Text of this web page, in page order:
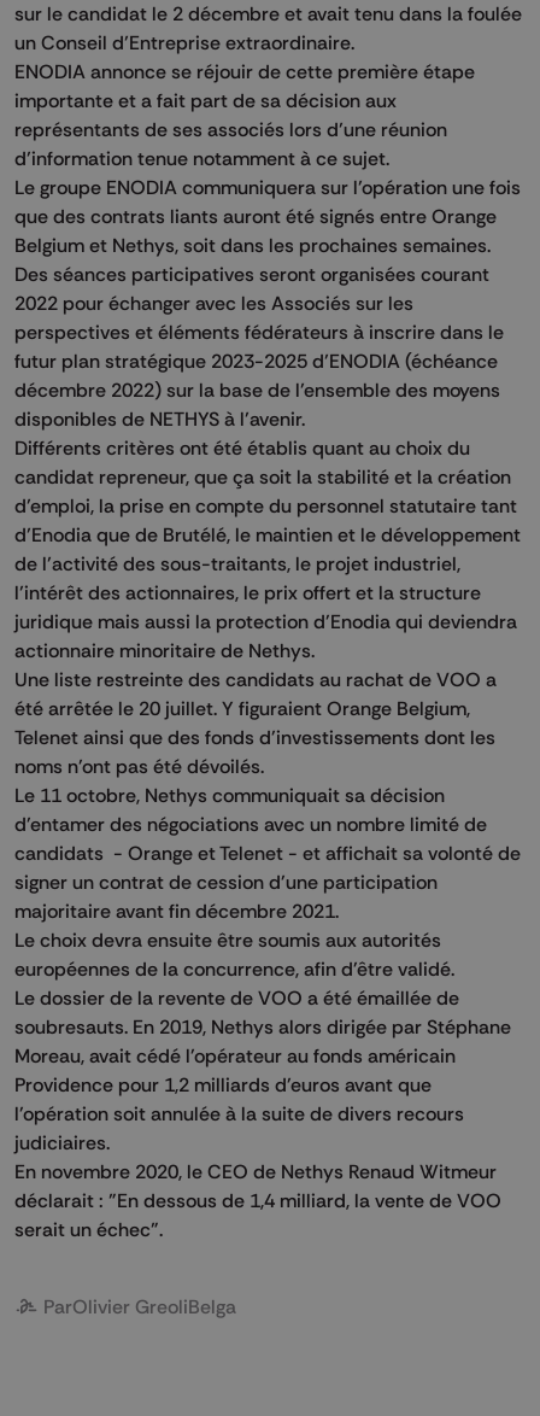
sur le candidat le 2 décembre et avait tenu dans la foulée
un Conseil d’Entreprise extraordinaire.
ENODIA annonce se réjouir de cette première étape
importante et a fait part de sa décision aux
représentants de ses associés lors d’une réunion
d’information tenue notamment à ce sujet.
Le groupe ENODIA communiquera sur l’opération une fois
que des contrats liants auront été signés entre Orange
Belgium et Nethys, soit dans les prochaines semaines.
Des séances participatives seront organisées courant
2022 pour échanger avec les Associés sur les
perspectives et éléments fédérateurs à inscrire dans le
futur plan stratégique 2023-2025 d’ENODIA (échéance
décembre 2022) sur la base de l’ensemble des moyens
disponibles de NETHYS à l’avenir.
Différents critères ont été établis quant au choix du
candidat repreneur, que ça soit la stabilité et la création
d’emploi, la prise en compte du personnel statutaire tant
d’Enodia que de Brutélé, le maintien et le développement
de l’activité des sous-traitants, le projet industriel,
l’intérêt des actionnaires, le prix offert et la structure
juridique mais aussi la protection d'Enodia qui deviendra
actionnaire minoritaire de Nethys.
Une liste restreinte des candidats au rachat de VOO a
été arrêtée le 20 juillet. Y figuraient Orange Belgium,
Telenet ainsi que des fonds d'investissements dont les
noms n'ont pas été dévoilés.
Le 11 octobre, Nethys communiquait sa décision
d'entamer des négociations avec un nombre limité de
candidats - Orange et Telenet - et affichait sa volonté de
signer un contrat de cession d'une participation
majoritaire avant fin décembre 2021.
Le choix devra ensuite être soumis aux autorités
européennes de la concurrence, afin d'être validé.
Le dossier de la revente de VOO a été émaillée de
soubresauts. En 2019, Nethys alors dirigée par Stéphane
Moreau, avait cédé l'opérateur au fonds américain
Providence pour 1,2 milliards d'euros avant que
l'opération soit annulée à la suite de divers recours
judiciaires.
En novembre 2020, le CEO de Nethys Renaud Witmeur
déclarait : "En dessous de 1,4 milliard, la vente de VOO
serait un échec".
ParOlivier GreoliBelga